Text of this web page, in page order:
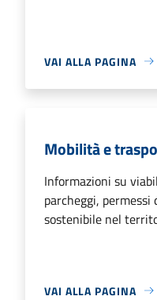
VAI ALLA PAGINA
Mobilità e
Informazioni su
parcheggi,
sostenibile nel
VAI ALLA PAGINA